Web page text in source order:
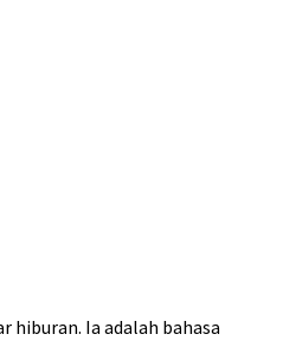
hiburan. Ia adalah bahasa